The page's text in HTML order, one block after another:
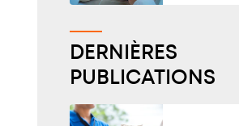
DERNIÈRES
PUBLICATIONS